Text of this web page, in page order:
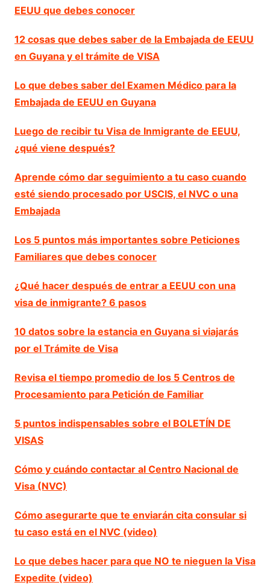
EEUU que debes conocer
12 cosas que debes saber de la Embajada de EEUU
en Guyana y el trámite de VISA
Lo que debes saber del Examen Médico para la
Embajada de EEUU en Guyana
Luego de recibir tu Visa de Inmigrante de EEUU,
¿qué viene después?
Aprende cómo dar seguimiento a tu caso cuando
esté siendo procesado por USCIS, el NVC o una
Embajada
Los 5 puntos más importantes sobre Peticiones
Familiares que debes conocer
¿Qué hacer después de entrar a EEUU con una
visa de inmigrante? 6 pasos
10 datos sobre la estancia en Guyana si viajarás
por el Trámite de Visa
Revisa el tiempo promedio de los 5 Centros de
Procesamiento para Petición de Familiar
5 puntos indispensables sobre el BOLETÍN DE
VISAS
Cómo y cuándo contactar al Centro Nacional de
Visa (NVC)
Cómo asegurarte que te enviarán cita consular si
tu caso está en el NVC (video)
Lo que debes hacer para que NO te nieguen la Visa
Expedite (video)